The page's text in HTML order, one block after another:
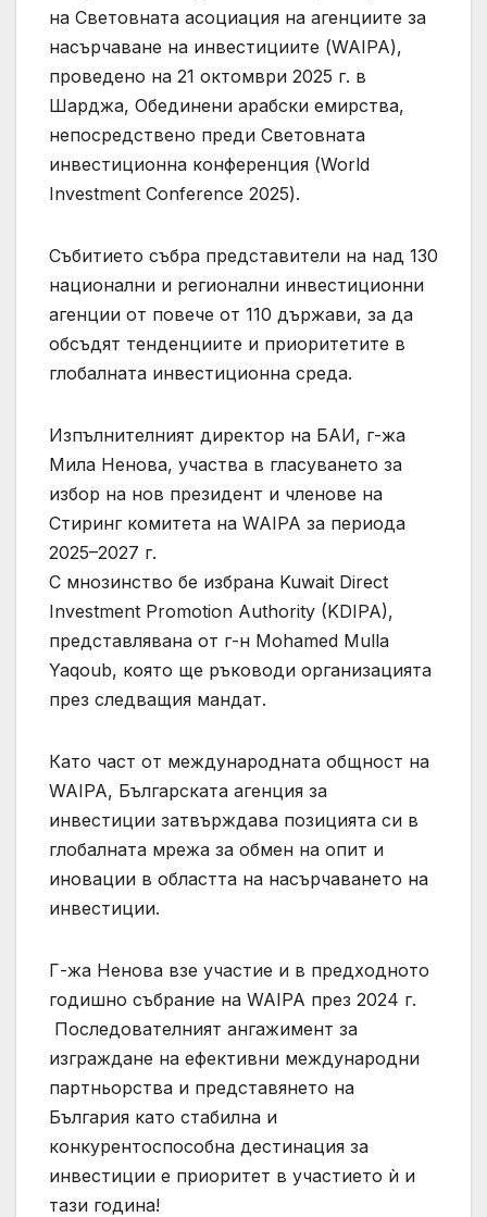
на Световната асоциация на агенциите за
насърчаване на инвестициите (WAIPA),
проведено на 21 октомври 2025 г. в
Шарджа, Обединени арабски емирства,
непосредствено преди Световната
инвестиционна конференция (World
Investment Conference 2025).
Събитието събра представители на над 130
национални и регионални инвестиционни
агенции от повече от 110 държави, за да
обсъдят тенденциите и приоритетите в
глобалната инвестиционна среда.
Изпълнителният директор на БАИ, г-жа
Мила Ненова, участва в гласуването за
избор на нов президент и членове на
Стиринг комитета на WAIPA за периода
2025–2027 г.
С мнозинство бе избрана Kuwait Direct
Investment Promotion Authority (KDIPA),
представлявана от г-н Mohamed Mulla
Yaqoub, която ще ръководи организацията
през следващия мандат.
Като част от международната общност на
WAIPA, Българската агенция за
инвестиции затвърждава позицията си в
глобалната мрежа за обмен на опит и
иновации в областта на насърчаването на
инвестиции.
Г-жа Ненова взе участие и в предходното
годишно събрание на WAIPA през 2024 г.
Последователният ангажимент за
изграждане на ефективни международни
партньорства и представянето на
България като стабилна и
конкурентоспособна дестинация за
инвестиции е приоритет в участието ѝ и
тази година!